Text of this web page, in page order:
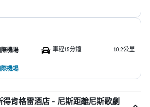
機場 車程15分鐘 10.2公里
機場
得肯格雷酒店 - 尼斯距離尼斯歌劇